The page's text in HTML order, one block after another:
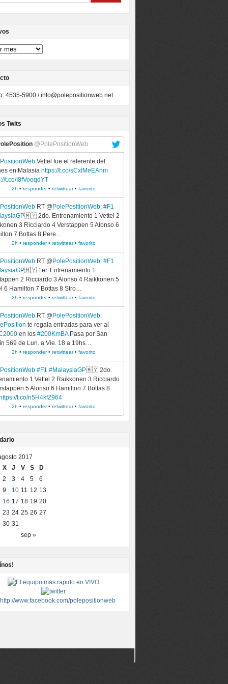
4535-5900 /info@polepositionweb.net
Twits
@PolePositionWeb
Vettel fue el referente del
en Malasia https://t.co/sCxlMeEAnm
t.co/I8fVooqdYT
2h • responder• retwittear• favorito
RT @ PolePositionWeb: #F1
🇲🇾 2do. Entrenamiento 1 Vettel 2
3 Ricciardo 4 Verstappen 5 Alonso 6
7 Bottas 8 Pere…
2h • responder• retwittear• favorito
RT @ PolePositionWeb: #F1
🇲🇾 1er. Entrenamiento 1
2 Ricciardo 3 Alonso 4 Raikkonen 5
6 Hamilton 7 Bottas 8 Stro…
2h • responder• retwittear• favorito
RT @ PolePositionWeb:
te regala entradas para ver al
en los #200KmBAPasa por San
569 de Lun. a Vie. 18 a 19hs…
2h • responder• retwittear• favorito
#F1 #MalaysiaGP🇲🇾 2do.
1 Vettel 2 Raikkonen 3 Ricciardo
5 Alonso 6 Hamilton 7 Bottas 8
t.co/n5H4kfZ964
2h • responder• retwittear• favorito
2017
X
J V S D
sep »
2 3 4 5
6
9
10 11 12 13
16 17 18 19 20
23 24 25 26 27
30 31